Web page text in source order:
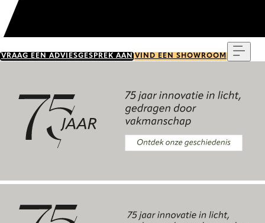
VRAAG EEN ADVIESGESPREK AAN VIND EEN SHOWROOM